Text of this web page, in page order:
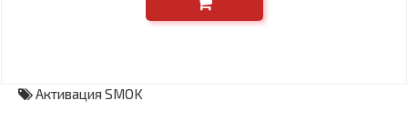
Активация SMOK